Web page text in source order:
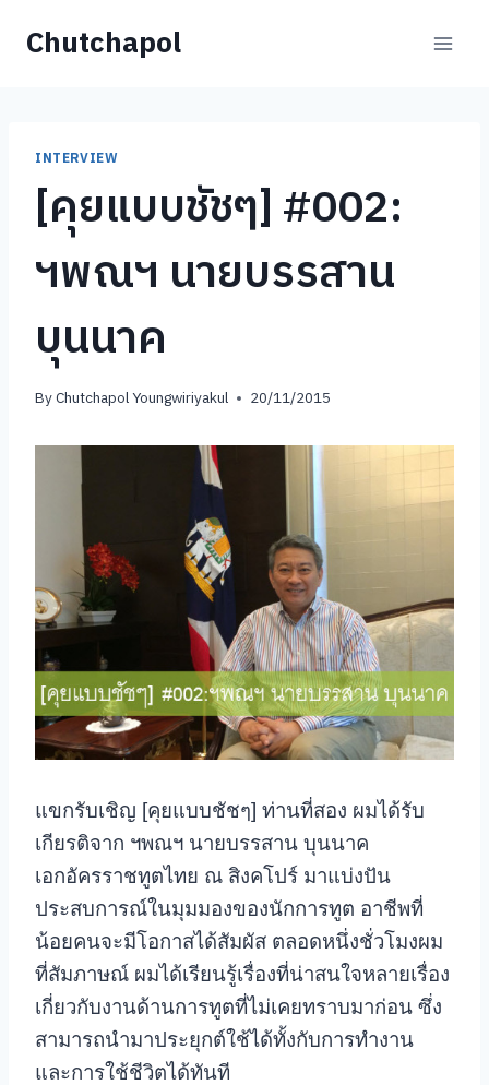
Chutchapol
INTERVIEW
[คุยแบบชัชๆ] #002:
ฯพณฯ นายบรรสาน
บุนนาค
ByChutchapol Youngwiriyakul 20/11/2015
แขกรับเชิญ [คุยแบบชัชๆ] ท่านที่สอง ผมได้รับ
เกียรติจาก ฯพณฯ นายบรรสาน บุนนาค
เอกอัครราชทูตไทย ณ สิงคโปร์ มาแบ่งปัน
ประสบการณ์ในมุมมองของนักการทูต อาชีพที่
น้อยคนจะมีโอกาสได้สัมผัส ตลอดหนึ่งชั่วโมงผม
ที่สัมภาษณ์ ผมได้เรียนรู้เรื่องที่น่าสนใจหลายเรื่อง
เกี่ยวกับงานด้านการทูตที่ไม่เคยทราบมาก่อน ซึ่ง
สามารถนำมาประยุกต์ใช้ได้ทั้งกับการทำงาน
และการใช้ชีวิตได้ทันที